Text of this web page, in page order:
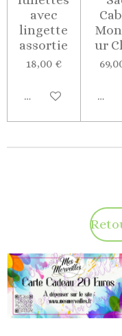
avec
lingette
assortie
18,00 €
Ajouter au panier
ur